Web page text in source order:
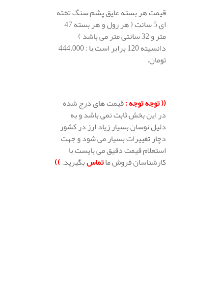
قیمت هر بسته عایق پشم سنگ تخته
ای 5 سانت ( هر رول و هر بسته 47
متر و 32 سانتی متر می باشد )
دانسیته 120 برابر است با : 444.000
تومان.
((توجه توجه :قیمت های درج شده
در این بخش ثابت نمی باشد و به
دلیل نوسان بسیار زیاد ارز در کشور
دچار تغییرات بسیار می شود و جهت
استعلام قیمت دقیق می بایست با
کارشناسان فروش ماتماسبگیرید.))